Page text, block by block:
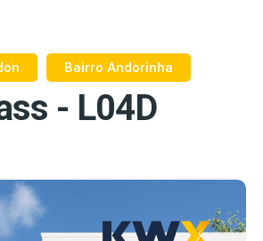
Bairro Andorinha
- L04D